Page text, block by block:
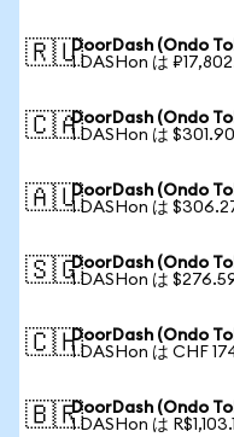
🇷🇺DoorDash (Ondo
1 DASHon は
🇨🇦DoorDash (Ondo
1 DASHon は
🇦🇺DoorDash (Ondo
1 DASHon は
🇸🇬DoorDash (Ondo
1 DASHon は
🇨🇭DoorDash (Ondo
1 DASHon は CHF
🇧🇷DoorDash (Ondo
1 DASHon は